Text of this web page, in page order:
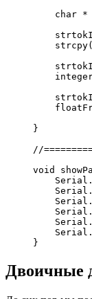
char *
strcpy(
}
//
void
    Serial.
    Serial.
    Serial.
    Serial.
    Serial.
    Serial.
}
Двоичные